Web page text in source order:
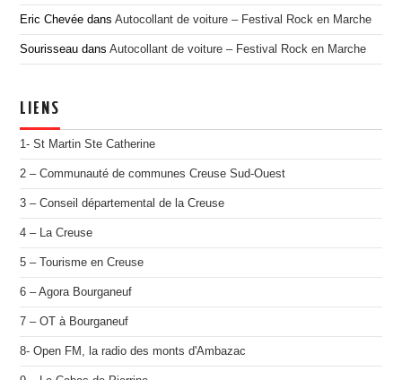
Eric Chevée dansAutocollant de voiture – Festival Rock en Marche
Sourisseau dansAutocollant de voiture – Festival Rock en Marche
LIENS
1- St Martin Ste Catherine
2 – Communauté de communes Creuse Sud-Ouest
3 – Conseil départemental de la Creuse
4 – La Creuse
5 – Tourisme en Creuse
6 – Agora Bourganeuf
7 – OT à Bourganeuf
8- Open FM, la radio des monts d'Ambazac